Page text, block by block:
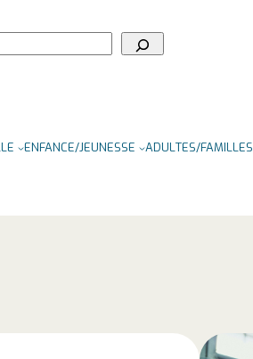
ENFANCE/JEUNESSE ADULTES/FAMILLES